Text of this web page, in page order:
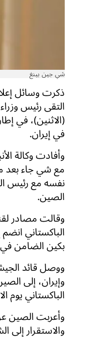
شي جين بينغ
ذكرت وسائل
التقى رئيس
(الاثنين)، في
في إيران.
وأفادت وكالة
مع شي جاء بعد
نفسه مع رئيس
الصين.
وقالت مصادر
الباكستاني
بكين الضامن في
ووصل قائد
وإيران، إلى
الباكستاني يوم
وأعربت الصين
والاستقرار